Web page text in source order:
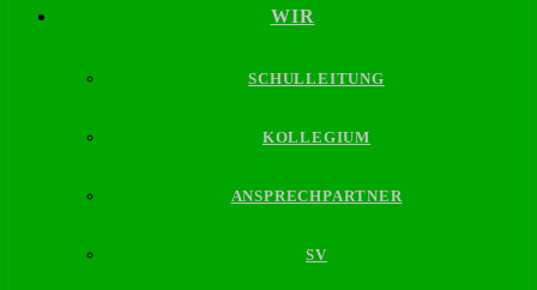
WIR
SCHULLEITUNG
KOLLEGIUM
ANSPRECHPARTNER
SV